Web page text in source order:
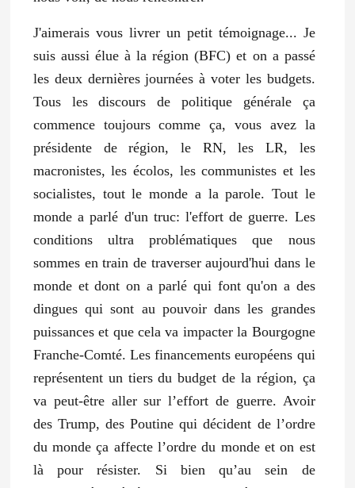
J'aimerais vous livrer un petit témoignage... Je
suis aussi élue à la région (BFC) et on a passé
les deux dernières journées à voter les budgets.
Tous les discours de politique générale ça
commence toujours comme ça, vous avez la
présidente de région, le RN, les LR, les
macronistes, les écolos, les communistes et les
socialistes, tout le monde a la parole. Tout le
monde a parlé d'un truc: l'effort de guerre. Les
conditions ultra problématiques que nous
sommes en train de traverser aujourd'hui dans le
monde et dont on a parlé qui font qu'on a des
dingues qui sont au pouvoir dans les grandes
puissances et que cela va impacter la Bourgogne
Franche-Comté. Les financements européens qui
représentent un tiers du budget de la région, ça
va peut-être aller sur l’effort de guerre. Avoir
des Trump, des Poutine qui décident de l’ordre
du monde ça affecte l’ordre du monde et on est
là pour résister. Si bien qu’au sein de